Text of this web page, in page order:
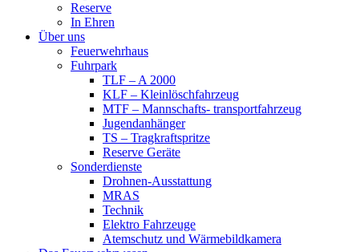
Reserve
In Ehren
Über uns
Feuerwehrhaus
Fuhrpark
TLF – A 2000
KLF – Kleinlöschfahrzeug
MTF – Mannschafts- transportfahrzeug
Jugendanhänger
TS – Tragkraftspritze
Reserve Geräte
Sonderdienste
Drohnen-Ausstattung
MRAS
Technik
Elektro Fahrzeuge
Atemschutz und Wärmebildkamera